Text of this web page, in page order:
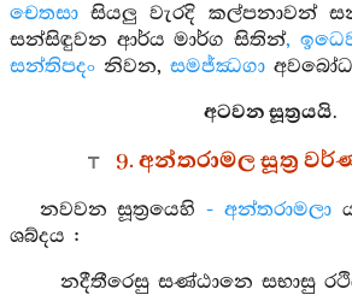
චෙතසා සියලු වැරදි කල්පනාවන්
සන්සිඳුවන ආර්ය මාර්ග සිතින්,
සන්තිපදං නිවන, සමජ්ඣගා
අටවන සූත්‍රයයි.
9. අන්තරාමල සූත්‍ර
නවවන සූත්‍රයෙහි - අන්තරාමලා
ශබ්දය :
නදීතීරෙසු සණ්ඨානෙ සභාසු